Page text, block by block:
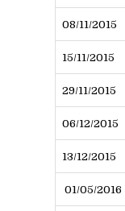
08/11/2015
15/11/2015
29/11/2015
06/12/2015
13/12/2015
01/05/2016